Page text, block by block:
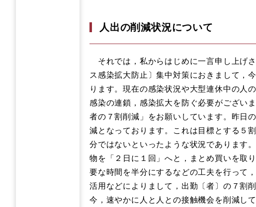
人出の削減状況について
それでは，私からはじめに一言申し上げ
ス感染拡大防止〕集中対策におきまして，
ります。現在の感染状況や大型連休中の人
感染の連鎖，感染拡大を防ぐ必要がござい
者の７割削減」をお願いしています。昨日
減となっております。これは目標とする５
分ではないといったような状況であります
物を「２日に１回」へと，まとめ買いを取
要な時間を半分にするなどの工夫を行って
活用などによりまして，出勤〔者〕の７割
今，速やかに人と人との接触機会を削減し